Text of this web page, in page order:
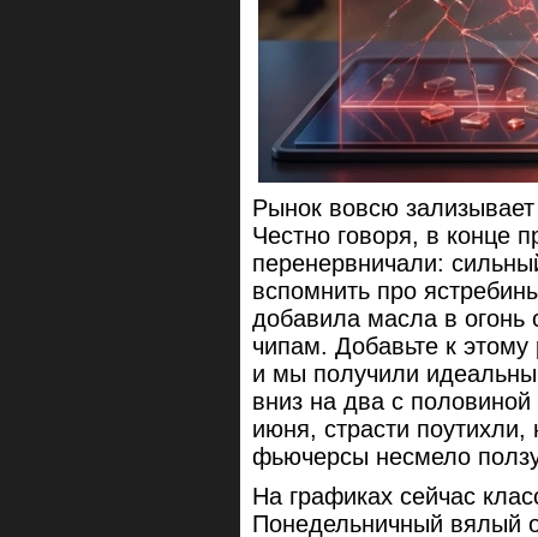
Рынок вовсю
Честно говоря, в конце
перенервничали:
вспомнить про
добавила масла в
чипам. Добавьте к
и мы получили
вниз на два с
июня, страсти
фьючерсы несмело
На графиках сейчас
Понедельничный вялый